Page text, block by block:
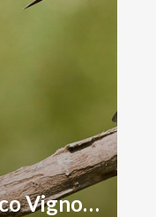
Oasi Lipu Bosco Vignolo